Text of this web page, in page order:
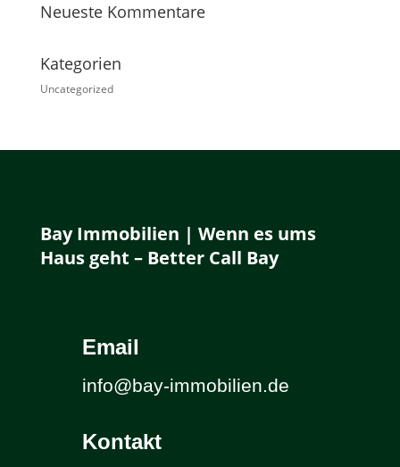
Neueste Kommentare
Kategorien
Uncategorized
Bay Immobilien | Wenn es ums
Haus geht – Better Call Bay
Email
info@bay-immobilien.de
Kontakt